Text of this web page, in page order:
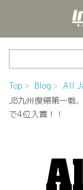
Top Blog
All
JB九州復帰第一戦
で4位入賞！！